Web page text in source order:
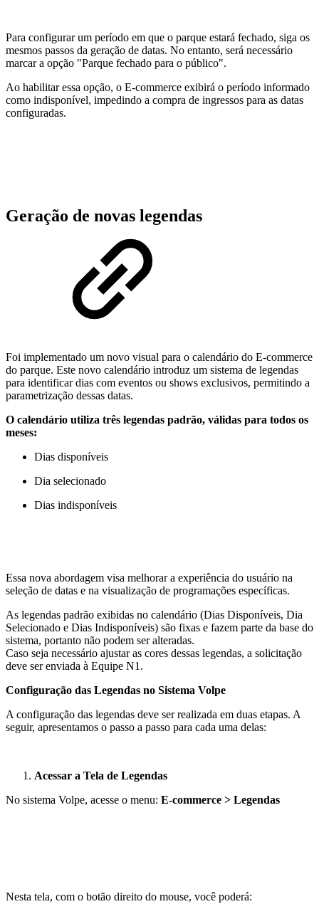
Para configurar um período em que o parque estará fechado, siga os
mesmos passos da geração de datas. No entanto, será necessário
marcar a opção "Parque fechado para o público".
Ao habilitar essa opção, o E-commerce exibirá o período informado
como indisponível, impedindo a compra de ingressos para as datas
configuradas.
Geração de novas legendas
Foi implementado um novo visual para o calendário do E-commerce
do parque. Este novo calendário introduz um sistema de legendas
para identificar dias com eventos ou shows exclusivos, permitindo a
parametrização dessas datas.
O calendário utiliza três legendas padrão, válidas para todos os
meses:
Dias disponíveis
Dia selecionado
Dias indisponíveis
Essa nova abordagem visa melhorar a experiência do usuário na
seleção de datas e na visualização de programações específicas.
As legendas padrão exibidas no calendário (Dias Disponíveis, Dia
Selecionado e Dias Indisponíveis) são fixas e fazem parte da base do
sistema, portanto não podem ser alteradas.
Caso seja necessário ajustar as cores dessas legendas, a solicitação
deve ser enviada à Equipe N1.
Configuração das Legendas no Sistema Volpe
A configuração das legendas deve ser realizada em duas etapas. A
seguir, apresentamos o passo a passo para cada uma delas:
Acessar a Tela de Legendas
No sistema Volpe, acesse o menu: E-commerce > Legendas
Nesta tela, com o botão direito do mouse, você poderá: